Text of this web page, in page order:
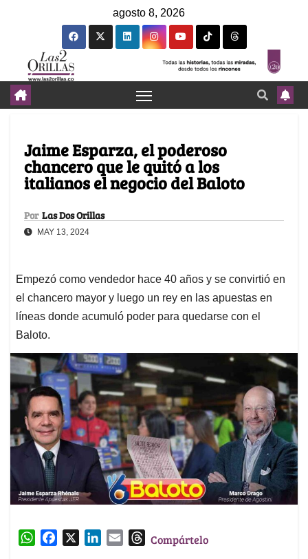
agosto 8, 2026
Jaime Esparza, el poderoso
chancero que le quitó a los
italianos el negocio del Baloto
Por Las Dos Orillas
MAY 13, 2024
Empezó como vendedor hace 40 años y se convirtió en
el chancero mayor y luego un rey en las apuestas en
líneas donde acumuló poder para quedarse con el
Baloto.
W
TCompártelo